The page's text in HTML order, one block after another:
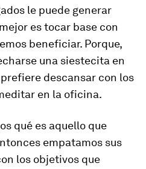
le puede generar
es tocar base con
beneficiar. Porque,
una siestecita en
descansar con los
en la oficina.
qué es aquello que
empatamos sus
los objetivos que